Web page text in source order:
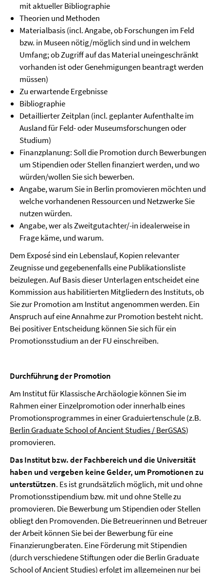
mit aktueller Bibliographie
Theorien und Methoden
Materialbasis (incl. Angabe, ob Forschungen im Feld
bzw. in Museen nötig/möglich sind und in welchem
Umfang; ob Zugriff auf das Material uneingeschränkt
vorhanden ist oder Genehmigungen beantragt werden
müssen)
Zu erwartende Ergebnisse
Bibliographie
Detaillierter Zeitplan (incl. geplanter Aufenthalte im
Ausland für Feld- oder Museumsforschungen oder
Studium)
Finanzplanung: Soll die Promotion durch Bewerbungen
um Stipendien oder Stellen finanziert werden, und wo
würden/wollen Sie sich bewerben.
Angabe, warum Sie in Berlin promovieren möchten und
welche vorhandenen Ressourcen und Netzwerke Sie
nutzen würden.
Angabe, wer als Zweitgutachter/-in idealerweise in
Frage käme, und warum.
Dem Exposé sind ein Lebenslauf, Kopien relevanter
Zeugnisse und gegebenenfalls eine Publikationsliste
beizulegen. Auf Basis dieser Unterlagen entscheidet eine
Kommission aus habilitierten Mitgliedern des Instituts, ob
Sie zur Promotion am Institut angenommen werden. Ein
Anspruch auf eine Annahme zur Promotion besteht nicht.
Bei positiver Entscheidung können Sie sich für ein
Promotionsstudium an der FU einschreiben.
Durchführung der Promotion
Am Institut für Klassische Archäologie können Sie im
Rahmen einer Einzelpromotion oder innerhalb eines
Promotionsprogrammes in einer Graduiertenschule (z.B.
Berlin Graduate School of Ancient Studies / BerGSAS)
promovieren.
Das Institut bzw. der Fachbereich und die Universität
haben und vergeben keine Gelder, um Promotionen zu
unterstützen. Es ist grundsätzlich möglich, mit und ohne
Promotionsstipendium bzw. mit und ohne Stelle zu
promovieren. Die Bewerbung um Stipendien oder Stellen
obliegt den Promovenden. Die Betreuerinnen und Betreuer
der Arbeit können Sie bei der Bewerbung für eine
Finanzierungberaten. Eine Förderung mit Stipendien
(durch verschiedene Stiftungen oder die Berlin Graduate
School of Ancient Studies) erfolgt im allgemeinen nur bei